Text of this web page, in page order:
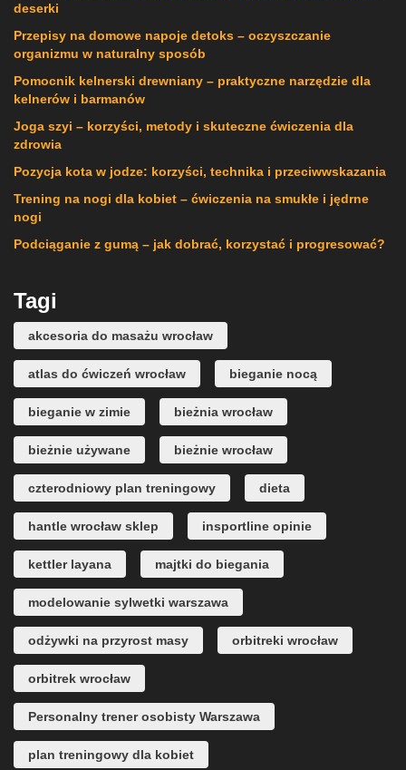
deserki
Przepisy na domowe napoje detoks – oczyszczanie
organizmu w naturalny sposób
Pomocnik kelnerski drewniany – praktyczne narzędzie dla
kelnerów i barmanów
Joga szyi – korzyści, metody i skuteczne ćwiczenia dla
zdrowia
Pozycja kota w jodze: korzyści, technika i przeciwwskazania
Trening na nogi dla kobiet – ćwiczenia na smukłe i jędrne
nogi
Podciąganie z gumą – jak dobrać, korzystać i progresować?
Tagi
akcesoria do masażu wrocław
atlas do ćwiczeń wrocław bieganie nocą
bieganie w zimie bieżnia wrocław
bieżnie używane bieżnie wrocław
czterodniowy plan treningowy dieta
hantle wrocław sklep insportline opinie
kettler layana majtki do biegania
modelowanie sylwetki warszawa
odżywki na przyrost masy orbitreki wrocław
orbitrek wrocław
Personalny trener osobisty Warszawa
plan treningowy dla kobiet